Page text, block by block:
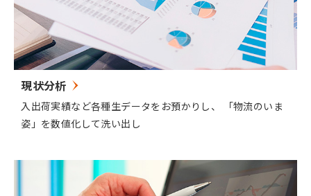
現状分析
入出荷実績など各種生データをお預かりし、 「物流のいま
姿」を数値化して洗い出し